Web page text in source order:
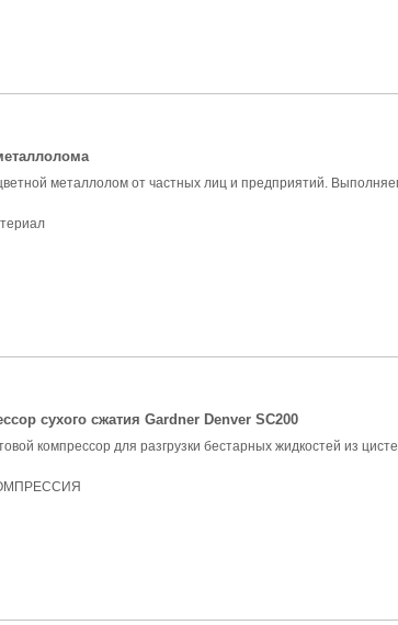
металлолом от частных лиц и предприятий.
сухого сжатия Gardner Denver SC200
компрессор для разгрузки бестарных жидкостей из